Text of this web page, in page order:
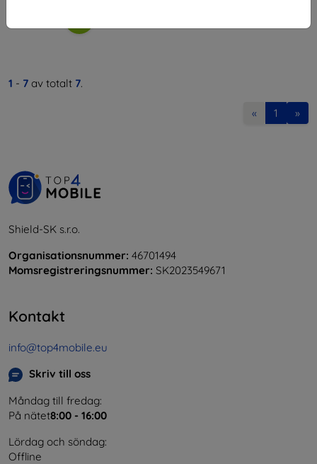
1 - 7 av totalt 7.
« 1 »
Shield-SK s.r.o.
Organisationsnummer: 46701494
Momsregistreringsnummer: SK2023549671
Kontakt
info@top4mobile.eu
Skriv till oss
Måndag till fredag:
På nätet8:00 - 16:00
Lördag och söndag:
Offline